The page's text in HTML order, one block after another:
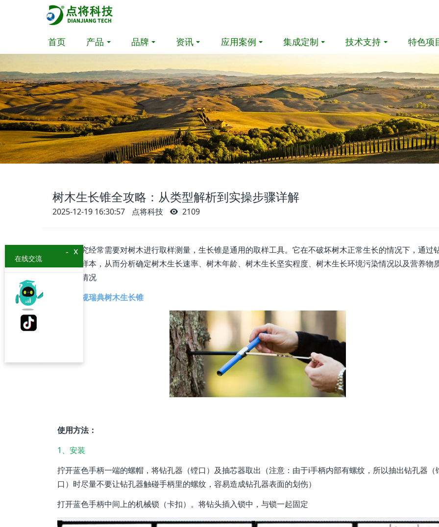
首页 产品 品牌 资讯 应用案例 集成定制 技术支持 特色项
树木生长锥全攻略：从类型解析到实操步骤详解
2025-12-19 16:30:57 点将科技 2109
林业研究经常需要对树木进行取样测量，生长锥是通用的取样工具。它在不破坏树木正常生长的情况下，通过
木木芯样本，从而分析确定树木生长速率、树木年龄、树木生长坚实程度、树木生长环境污染情况以及营养物
等相关情况
常规瑞典树木生长锥
使用方法：
1、安装
拧开蓝色手柄一端的螺帽，将钻孔器（镗口）及抽芯器取出（注意：由于i手柄内部有螺纹，所以抽出钻孔器（
口）时尽量不要让钻孔器触碰手柄里的螺纹，容易造成钻孔器表面的划伤）
打开蓝色手柄中间上的机械锁（卡扣）。将钻头插入锁中，与锁一起固定
x
-
在线交流